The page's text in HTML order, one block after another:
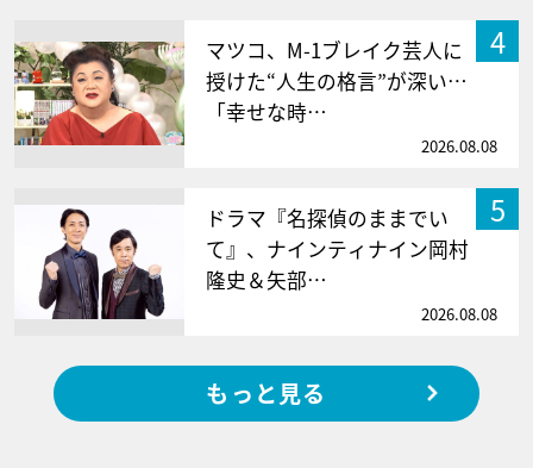
4
マツコ、M-1ブレイク芸人に
授けた“人生の格言”が深い…
「幸せな時…
2026.08.08
5
ドラマ『名探偵のままでい
て』、ナインティナイン岡村
隆史＆矢部…
2026.08.08
もっと見る